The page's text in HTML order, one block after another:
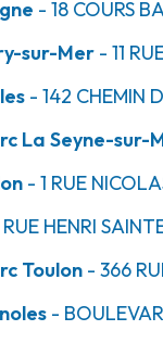
- 18 COURS
sur-Mer - 11
- 142 CHEMIN
La Seyne-sur-
- 1 RUE
HENRI
Toulon - 366
-